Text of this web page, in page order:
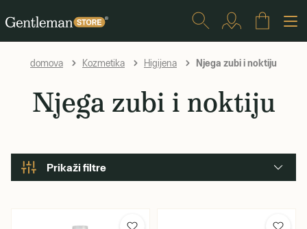
domova Kozmetika Higijena Njega zubi i noktiju
Njega zubi i noktiju
Prikaži filtre